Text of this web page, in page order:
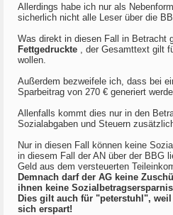
Allerdings habe ich nur als
sicherlich nicht alle Leser über die
Was direkt in diesen Fall in Betracht
Fettgedruckte , der Gesamttext gilt
wollen.
Außerdem bezweifele ich, dass bei
Sparbeitrag von 270 € generiert
Allenfalls kommt dies nur in den
Sozialabgaben und Steuern
Nur in diesen Fall können keine
in diesem Fall der AN über der BBG
Geld aus dem versteuerten
Demnach darf der AG keine
ihnen keine
Dies gilt auch für "peterstuhl",
sich erspart!